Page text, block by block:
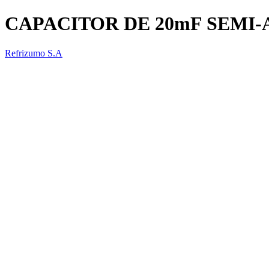
CAPACITOR DE 20mF SEMI-
Refrizumo S.A